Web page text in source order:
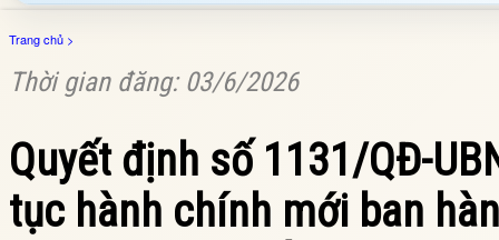
Trang chủ >
Thời gian đăng: 03/6/2026
Quyết định số 1131/QĐ-
tục hành chính mới ban